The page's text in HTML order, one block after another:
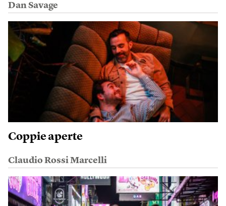
Dan Savage
Coppie aperte
Claudio Rossi Marcelli